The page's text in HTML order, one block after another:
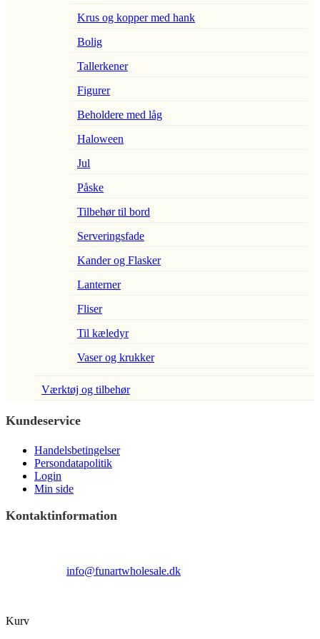
Krus og kopper med hank
Bolig
Tallerkener
Figurer
Beholdere med låg
Haloween
Jul
Påske
Tilbehør til bord
Serveringsfade
Kander og Flasker
Lanterner
Fliser
Til kæledyr
Vaser og krukker
Værktøj og tilbehør
Kundeservice
Handelsbetingelser
Persondatapolitik
Login
Min side
Kontaktinformation
info@funartwholesale.dk
Kurv